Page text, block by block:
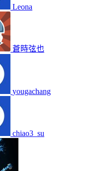
Leona
蒼時弦也
yougachang
chiao3_su